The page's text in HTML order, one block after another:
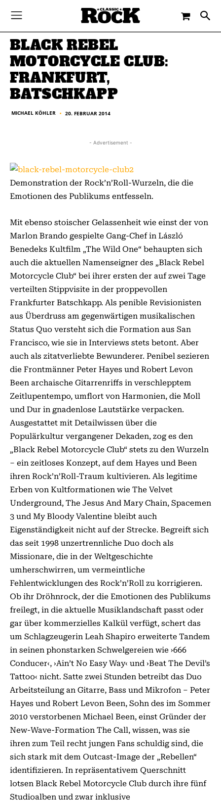
MICHAEL KÖHLER - 20. FEBRUAR 2014
BLACK REBEL
MOTORCYCLE CLUB:
FRANKFURT,
BATSCHKAPP
MICHAEL KÖHLER ■ 20. FEBRUAR 2014
- Advertisement -
Demonstration der Rock’n’Roll-Wurzeln, die die
Emotionen des Publikums entfesseln.
Mit ebenso stoischer Gelassenheit wie einst der von
Marlon Brando gespielte Gang-Chef in László
Benedeks Kultfilm „The Wild One“ behaupten sich
auch die aktuellen Namenseigner des „Black Rebel
Motorcycle Club“ bei ihrer ersten der auf zwei Tage
verteilten Stippvisite in der proppevollen
Frankfurter Batschkapp. Als penible Revisionisten
aus Überdruss am gegenwärtigen musikalischen
Status Quo versteht sich die Formation aus San
Francisco, wie sie in Interviews stets betont. Aber
auch als zitatverliebte Bewunderer. Penibel sezieren
die Frontmänner Peter Hayes und Robert Levon
Been archaische Gitarrenriffs in verschlepptem
Zeitlupentempo, umflort von Harmonien, die Moll
und Dur in gnadenlose Lautstärke verpacken.
Ausgestattet mit Detailwissen über die
Populärkultur vergangener Dekaden, zog es den
„Black Rebel Motorcycle Club“ stets zu den Wurzeln
– ein zeitloses Kon­zept, auf dem Hayes und Been
ihren Rock’n’Roll-Traum kultivieren. Als legitime
Erben von Kultformationen wie The Velvet
Underground, The Jesus And Mary Chain, Spacemen
3 und My Bloody Valentine bleibt auch
Eigenständigkeit nicht auf der Strecke. Begreift sich
das seit 1998 unzertrennliche Duo doch als
Missionare, die in der Weltgeschichte
umherschwirren, um vermeintliche
Fehlentwicklungen des Rock’n’Roll zu korrigieren.
Ob ihr Dröhnrock, der die Emotionen des Publikums
freilegt, in die aktuelle Musiklandschaft passt oder
gar über kommerzielles Kalkül verfügt, schert das
um Schlagzeugerin Leah Shapiro erweiterte Tandem
in seinen phonstarken Schwelgereien wie ›666
Conducer‹, ›Ain’t No Easy Way‹ und ›Beat The Devil’s
Tattoo‹ nicht. Satte zwei Stunden betreibt das Duo
Arbeitsteilung an Gitarre, Bass und Mikrofon – Peter
Hayes und Robert Levon Been, Sohn des im Sommer
2010 verstorbenen Michael Been, einst Gründer der
New-Wave-Formation The Call, wissen, was sie
ihren zum Teil recht jungen Fans schuldig sind, die
sich stark mit dem Outcast-Image der „Rebellen“
identifizieren. In repräsentativem Querschnitt
lotsen Black Rebel Motorcycle Club durch ihre fünf
Studioalben und zwar inklusive